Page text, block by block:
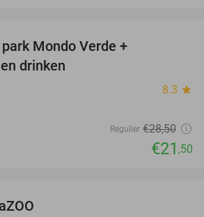
Mondo Verde +
drinken
8.3 star
Regulier €28,50
€21 ,50